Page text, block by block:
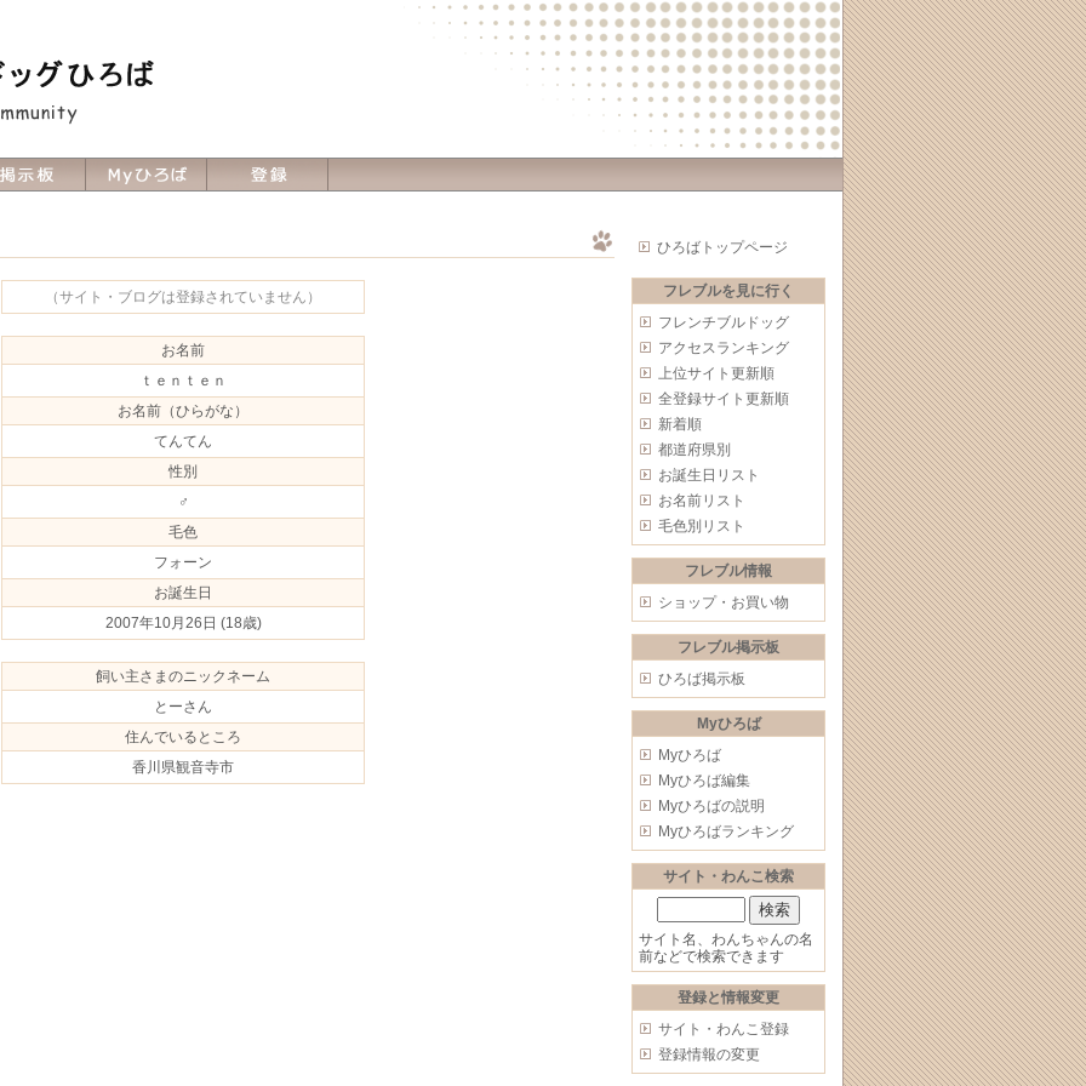
ひろばトップページ
フレブルを見に行く
フレンチブルドッグ
アクセスランキング
上位サイト更新順
全登録サイト更新順
新着順
都道府県別
お誕生日リスト
お名前リスト
毛色別リスト
フレブル情報
ショップ・お買い物
フレブル掲示板
ひろば掲示板
Myひろば
Myひろば
Myひろば編集
Myひろばの説明
Myひろばランキング
サイト・わんこ検索
サイト名、わんちゃんの名
前などで検索できます
登録と情報変更
サイト・わんこ登録
登録情報の変更
（サイト・ブログは登録されていません）
お名前
ｔｅｎｔｅｎ
お名前（ひらがな）
てんてん
性別
♂
毛色
フォーン
お誕生日
2007年10月26日 (18歳)
飼い主さまのニックネーム
とーさん
住んでいるところ
香川県観音寺市